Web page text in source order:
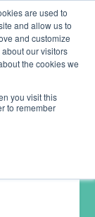
are used to
and allow us to
and customize
our visitors
the cookies we
you visit this
to remember